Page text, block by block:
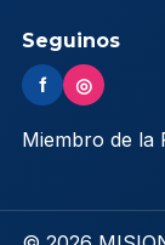
Seguinos
f ◎
Miembro de la